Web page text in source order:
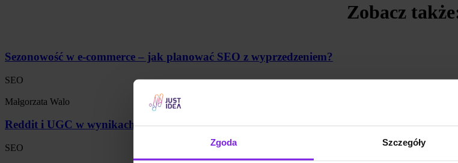
Zgoda Szczegóły
Zobacz
Sezonowość w e-commerce – jak planować SEO z wyprzedzeniem?
SEO
Małgorzata Walo
Reddit i UGC w wynikach Google – co to znaczy dla Twojej strategii treści
SEO